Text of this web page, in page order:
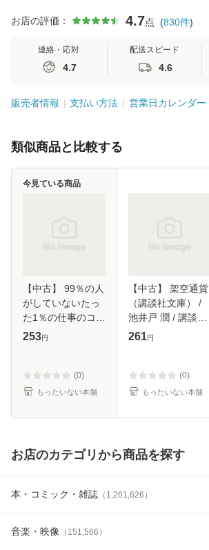
お店の評価： 4.7点 (830件)
連絡・応対
4.7
配送スピード
4.6
販売者情報 支払い方法 営業日カレンダー
類似商品と比較する
【中古】 99％の人
がしていないたっ
た1％の仕事のコツ
/ 河野 英太郎 / デ
行本（ソフトカバ
ー）]【メ
253円
(0)
もったいない本舗
今見ている商品
【中古】 架空通貨
（講談社文庫） /
池井戸 潤 / 講談社
[文庫]【メール便送
261円
(0)
もったいない本舗
お店のカテゴリから商品を探す
本・コミック・雑誌 （ 1,261,626 ）
音楽・映像 （ 151,566 ）